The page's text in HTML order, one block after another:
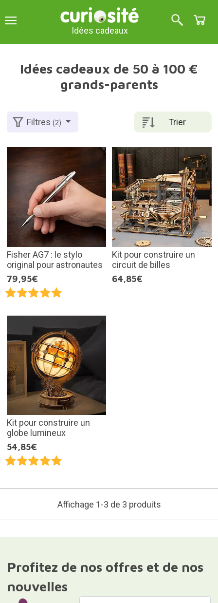
Idées cadeaux
Idées cadeaux de 50 à 100 €
grands-parents
Trier
Filtres(2)
Fisher AG7 : le stylo
original pour astronautes
79,95€
Kit pour construire un
circuit de billes
64,85€
Kit pour construire un
globe lumineux
54,85€
Affichage 1-3 de 3 produits
Profitez de nos offres et de nos
nouvelles